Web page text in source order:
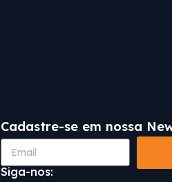
Cadastre-se em nossa
Siga-nos: